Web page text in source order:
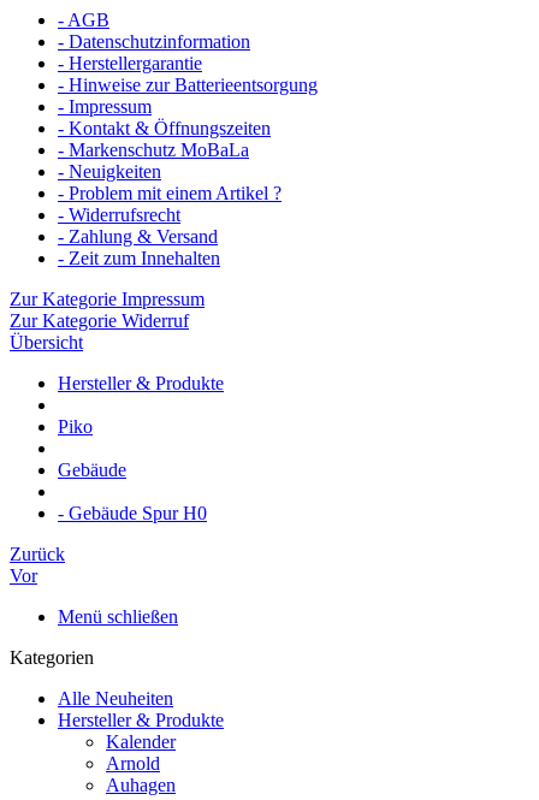
- AGB
- Datenschutzinformation
- Herstellergarantie
- Hinweise zur Batterieentsorgung
- Impressum
- Kontakt & Öffnungszeiten
- Markenschutz MoBaLa
- Neuigkeiten
- Problem mit einem Artikel ?
- Widerrufsrecht
- Zahlung & Versand
- Zeit zum Innehalten
Zur Kategorie Impressum
Zur Kategorie Widerruf
Übersicht
Hersteller & Produkte
Piko
Gebäude
- Gebäude Spur H0
Zurück
Vor
Menü schließen
Kategorien
Alle Neuheiten
Hersteller & Produkte
Kalender
Arnold
Auhagen